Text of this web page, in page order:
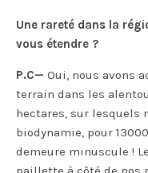
Une rareté dans la
vous étendre ?
P.C— Oui, nous avons
terrain dans les
hectares, sur lesquels
biodynamie, pour
demeure minuscule !